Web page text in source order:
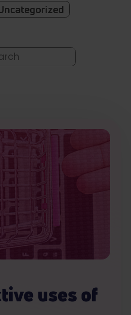
uses of